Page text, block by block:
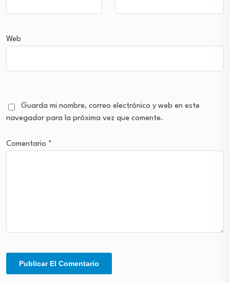
Web
Guarda mi nombre, correo electrónico y web en este
navegador para la próxima vez que comente.
Comentario *